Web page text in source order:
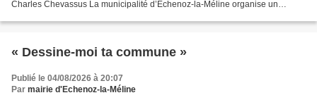
Charles Chevassus La municipalité d’Échenoz-la-Méline organise un
« Dessine-moi ta commune »
Publié le 04/08/2026 à 20:07
Par mairie d'Echenoz-la-Méline